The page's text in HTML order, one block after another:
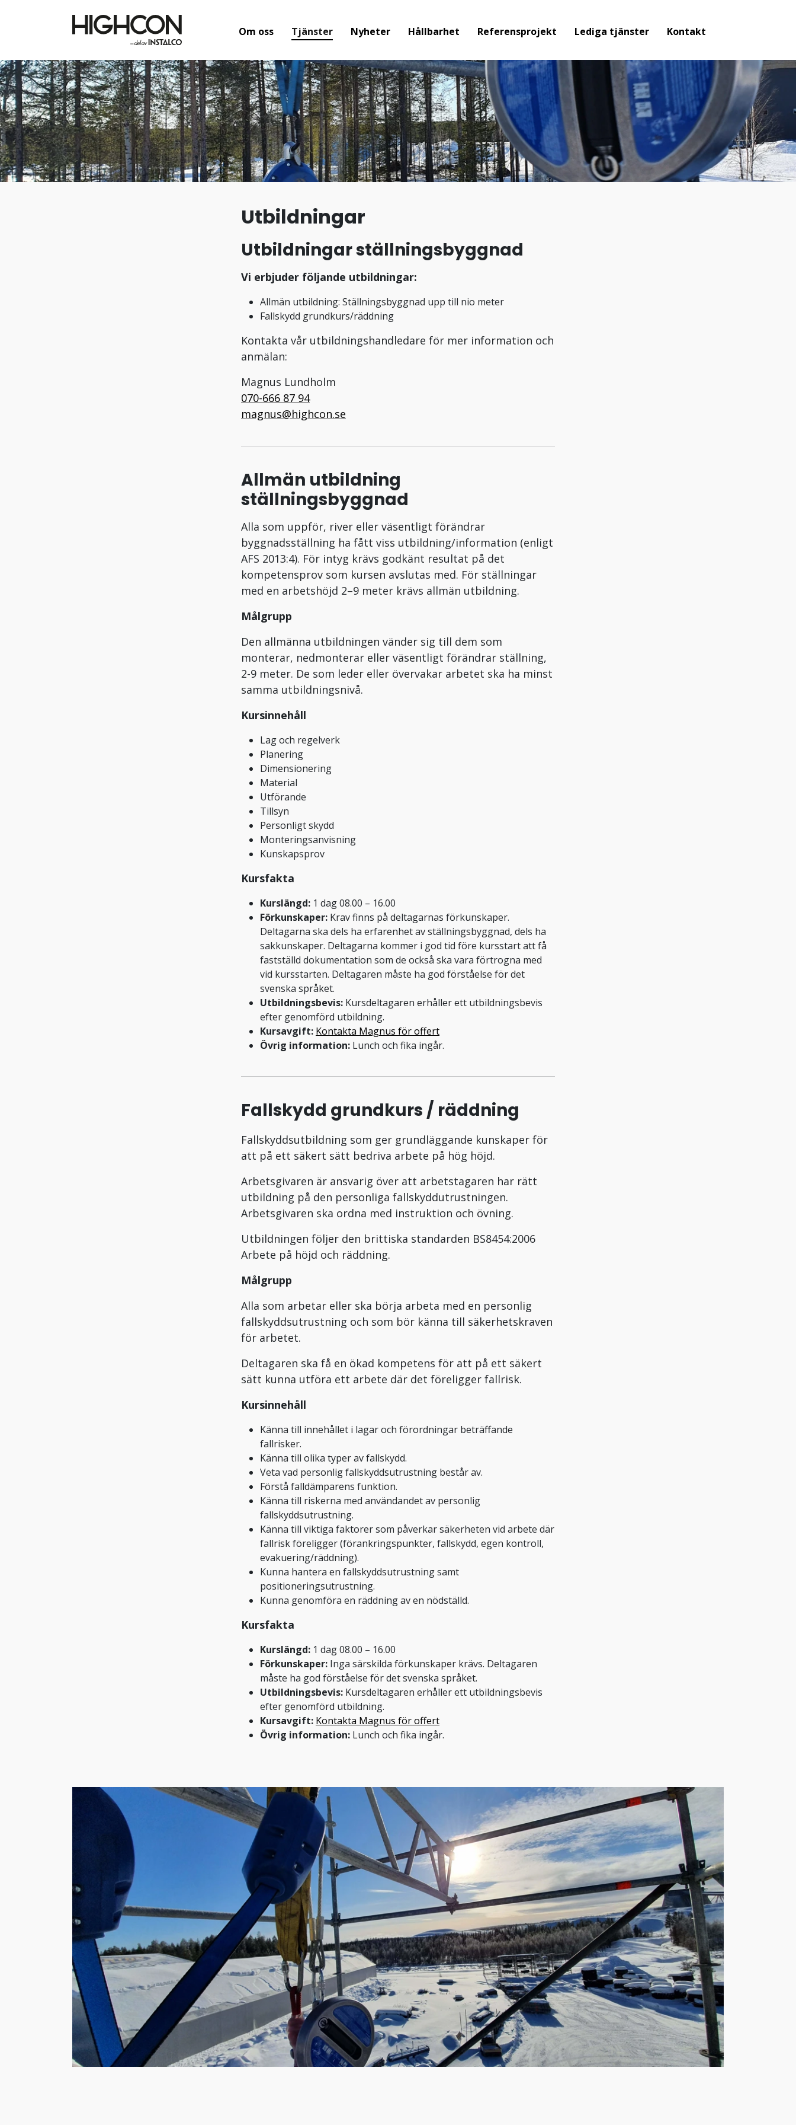
Om oss Tjänster Nyheter Hållbarhet Referensprojekt Lediga tjänster Kontakt
Utbildningar
Utbildningar ställningsbyggnad
Vi erbjuder följande utbildningar:
Allmän utbildning: Ställningsbyggnad upp till nio meter
Fallskydd grundkurs/räddning
Kontakta vår utbildningshandledare för mer information och
anmälan:
Magnus Lundholm
070-666 87 94
magnus@highcon.se
Allmän utbildning
ställningsbyggnad
Alla som uppför, river eller väsentligt förändrar
byggnadsställning ha fått viss utbildning/information (enligt
AFS 2013:4). För intyg krävs godkänt resultat på det
kompetensprov som kursen avslutas med. För ställningar
med en arbetshöjd 2–9 meter krävs allmän utbildning.
Målgrupp
Den allmänna utbildningen vänder sig till dem som
monterar, nedmonterar eller väsentligt förändrar ställning,
2-9 meter. De som leder eller övervakar arbetet ska ha minst
samma utbildningsnivå.
Kursinnehåll
Lag och regelverk
Planering
Dimensionering
Material
Utförande
Tillsyn
Personligt skydd
Monteringsanvisning
Kunskapsprov
Kursfakta
Kurslängd: 1 dag 08.00 – 16.00
Förkunskaper: Krav finns på deltagarnas förkunskaper.
Deltagarna ska dels ha erfarenhet av ställningsbyggnad, dels ha
sakkunskaper. Deltagarna kommer i god tid före kursstart att få
fastställd dokumentation som de också ska vara förtrogna med
vid kursstarten. Deltagaren måste ha god förståelse för det
svenska språket.
Utbildningsbevis: Kursdeltagaren erhåller ett utbildningsbevis
efter genomförd utbildning.
Kursavgift: Kontakta Magnus för offert
Övrig information: Lunch och fika ingår.
Fallskydd grundkurs / räddning
Fallskyddsutbildning som ger grundläggande kunskaper för
att på ett säkert sätt bedriva arbete på hög höjd.
Arbetsgivaren är ansvarig över att arbetstagaren har rätt
utbildning på den personliga fallskyddutrustningen.
Arbetsgivaren ska ordna med instruktion och övning.
Utbildningen följer den brittiska standarden BS8454:2006
Arbete på höjd och räddning.
Målgrupp
Alla som arbetar eller ska börja arbeta med en personlig
fallskyddsutrustning och som bör känna till säkerhetskraven
för arbetet.
Deltagaren ska få en ökad kompetens för att på ett säkert
sätt kunna utföra ett arbete där det föreligger fallrisk.
Kursinnehåll
Känna till innehållet i lagar och förordningar beträffande
fallrisker.
Känna till olika typer av fallskydd.
Veta vad personlig fallskyddsutrustning består av.
Förstå falldämparens funktion.
Känna till riskerna med användandet av personlig
fallskyddsutrustning.
Känna till viktiga faktorer som påverkar säkerheten vid arbete där
fallrisk föreligger (förankringspunkter, fallskydd, egen kontroll,
evakuering/räddning).
Kunna hantera en fallskyddsutrustning samt
positioneringsutrustning.
Kunna genomföra en räddning av en nödställd.
Kursfakta
Kurslängd: 1 dag 08.00 – 16.00
Förkunskaper: Inga särskilda förkunskaper krävs. Deltagaren
måste ha god förståelse för det svenska språket.
Utbildningsbevis: Kursdeltagaren erhåller ett utbildningsbevis
efter genomförd utbildning.
Kursavgift: Kontakta Magnus för offert
Övrig information: Lunch och fika ingår.